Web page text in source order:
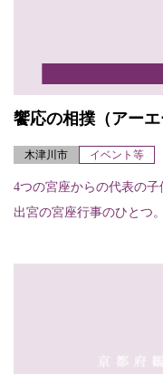
饗応の相撲（アーエ
木津川市 イベント等
4つの宮座からの代表の
出宮の宮座行事のひとつ